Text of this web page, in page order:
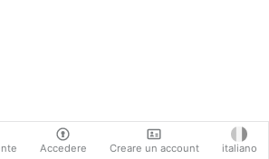
Accedere Creare un account italiano